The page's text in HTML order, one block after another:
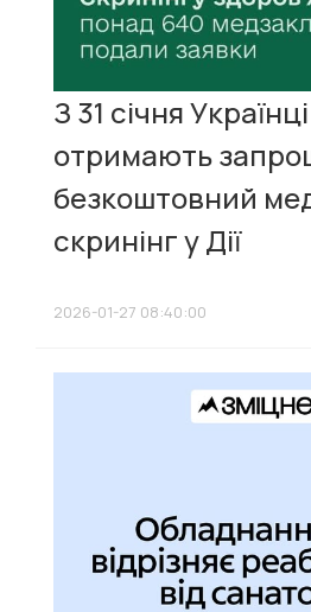
З 31 січня
отримають
безкоштовний
скринінг у Дії
2026-01-27 08:40:00